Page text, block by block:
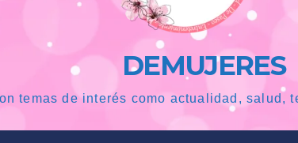
DEMUJERES
temas de interés como actualidad, salud,